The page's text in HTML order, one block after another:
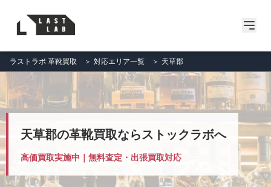
ラストラボ 革靴買取 ＞ 対応エリア一覧 ＞ 天草郡
天草郡の革靴買取ならストックラボへ
高価買取実施中｜無料査定・出張買取対応